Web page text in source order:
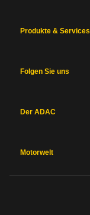
Produkte & Services
Folgen Sie uns
Der ADAC
Motorwelt